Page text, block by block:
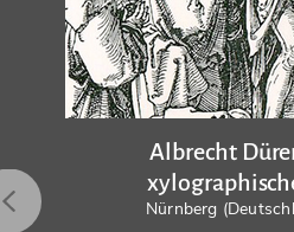
Albrecht
Nürnberg